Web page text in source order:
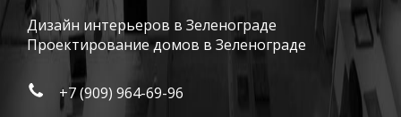
Дизайн интерьеров в Зеленограде
Проектирование домов в Зеленограде
+7 (909) 964-69-96